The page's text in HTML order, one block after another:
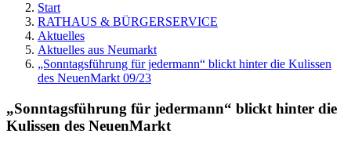
Start
RATHAUS & BÜRGERSERVICE
Aktuelles
Aktuelles aus Neumarkt
„Sonntagsführung für jedermann“ blickt hinter die Kulissen
des NeuenMarkt 09/23
„Sonntagsführung für jedermann“ blickt hinter die
Kulissen des NeuenMarkt